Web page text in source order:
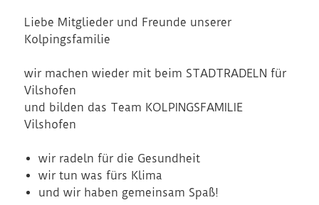
Liebe Mitglieder und Freunde unserer
Kolpingsfamilie
wir machen wieder mit beim STADTRADELN für
Vilshofen
und bilden das Team KOLPINGSFAMILIE
Vilshofen
wir radeln für die Gesundheit
wir tun was fürs Klima
und wir haben gemeinsam Spaß!